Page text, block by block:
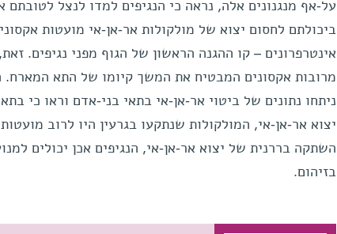
על-אף מנגנונים אלה, נראה כי הנגיפים למדו לנצל
ביכולתם לחסום יצוא של מולקולות אר-אן-אי מועטות
אינטרפרונים – קו ההגנה הראשון של הגוף מפני נגיפים.
מרובות אקסונים המבטיח את המשך קיומו של התא
ניתחו נתונים של ביטוי אר-אן-אי בתאי בני-אדם וראו כי
יצוא אר-אן-אי, המולקולות שנתקעו בגרעין היו לרוב
השתקה בררנית של יצוא אר-אן-אי, הנגיפים אכן יכולים
בזיהום.